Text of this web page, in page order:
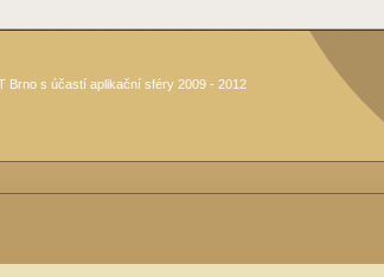
Brno s účastí aplikační sféry 2009 - 2012